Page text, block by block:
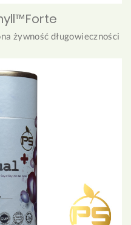
żywność długowieczności